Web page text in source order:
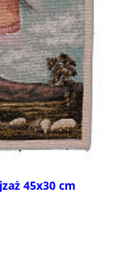
45x30 cm